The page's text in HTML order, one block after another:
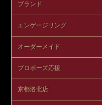
ブランド
エンゲージリング
オーダーメイド
プロポーズ応援
京都洛北店